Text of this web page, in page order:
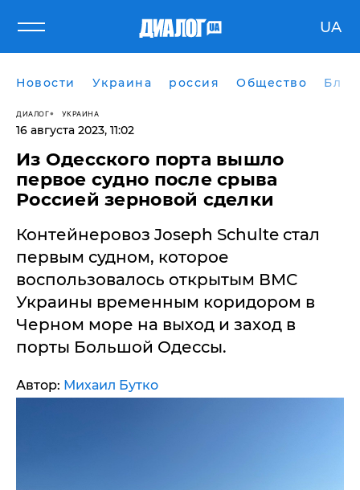
UA
Новости Украина россия Общество
ДИАЛОГ УКРАИНА
16 августа 2023, 11:02
Из Одесского порта вышло
первое судно после срыва
Россией зерновой сделки
Контейнеровоз Joseph Schulte стал
первым судном, которое
воспользовалось открытым ВМС
Украины временным коридором в
Черном море на выход и заход в
порты Большой Одессы.
Автор: Михаил Бутко